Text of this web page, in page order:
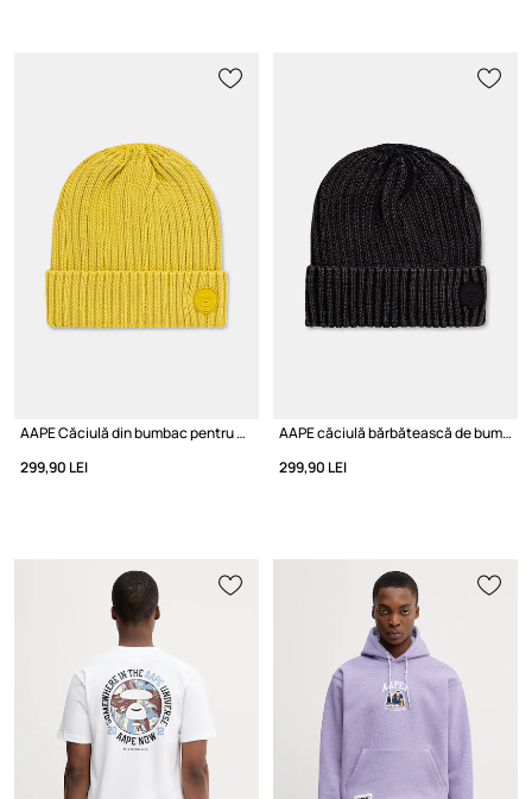
AAPE Căciulă din bumbac pentru bărbați
299,90 LEI
AAPE căciulă bărbătească de bumbac
299,90 LEI